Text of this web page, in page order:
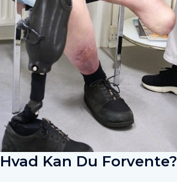
Hvad Kan Du Forvente?